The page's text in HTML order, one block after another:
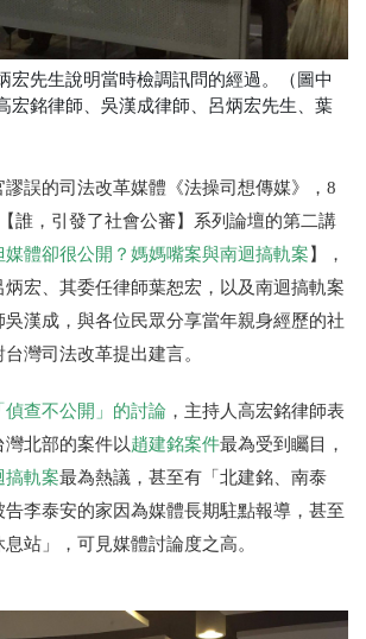
宏先生說明當時檢調訊問的經過。（圖中
宏銘律師、吳漢成律師、呂炳宏先生、葉
誤的司法改革媒體《法操司想傳媒》，8
誰，引發了社會公審】系列論壇的第二講
體卻很公開？媽媽嘴案與南迴搞軌案 】，
宏、其委任律師葉恕宏，以及南迴搞軌案
漢成，與各位民眾分享當年親身經歷的社
灣司法改革提出建言。
偵查不公開」的討論 ，主持人高宏銘律師表
北部的案件以趙建銘案件最為受到矚目，
搞軌案最為熱議，甚至有「北建銘、南泰
李泰安的家因為媒體長期駐點報導，甚至
站」，可見媒體討論度之高。